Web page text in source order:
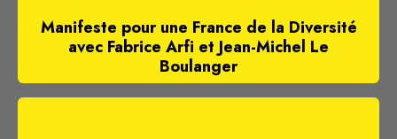
Manifeste pour une France de la Diversité
avec Fabrice Arfi et Jean-Michel Le
Boulanger